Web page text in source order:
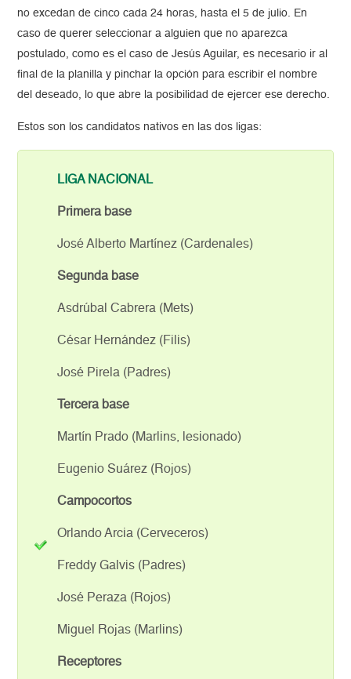
no excedan de cinco cada 24 horas, hasta el 5 de julio. En
caso de querer seleccionar a alguien que no aparezca
postulado, como es el caso de Jesús Aguilar, es necesario ir al
final de la planilla y pinchar la opción para escribir el nombre
del deseado, lo que abre la posibilidad de ejercer ese derecho.
Estos son los candidatos nativos en las dos ligas:
LIGA NACIONAL
Primera base
José Alberto Martínez (Cardenales)
Segunda base
Asdrúbal Cabrera (Mets)
César Hernández (Filis)
José Pirela (Padres)
Tercera base
Martín Prado (Marlins, lesionado)
Eugenio Suárez (Rojos)
Campocortos
Orlando Arcia (Cerveceros)
Freddy Galvis (Padres)
José Peraza (Rojos)
Miguel Rojas (Marlins)
Receptores